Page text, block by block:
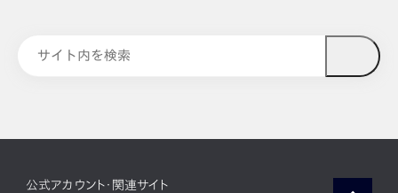
公式アカウント・関連サイト